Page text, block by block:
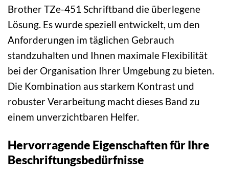
Brother TZe-451 Schriftband die überlegene
Lösung. Es wurde speziell entwickelt, um den
Anforderungen im täglichen Gebrauch
standzuhalten und Ihnen maximale Flexibilität
bei der Organisation Ihrer Umgebung zu bieten.
Die Kombination aus starkem Kontrast und
robuster Verarbeitung macht dieses Band zu
einem unverzichtbaren Helfer.
Hervorragende Eigenschaften für Ihre
Beschriftungsbedürfnisse